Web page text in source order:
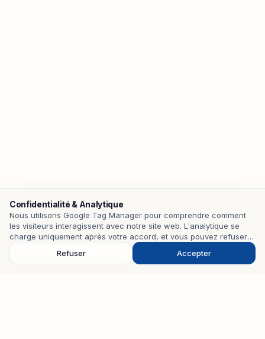
Contact
Confidentialité & Analytique
Nous utilisons Google Tag Manager pour comprendre comment
les visiteurs interagissent avec notre site web. L'analytique se
charge uniquement après votre accord, et vous pouvez refuser
pour la désactiver.
Refuser Accepter